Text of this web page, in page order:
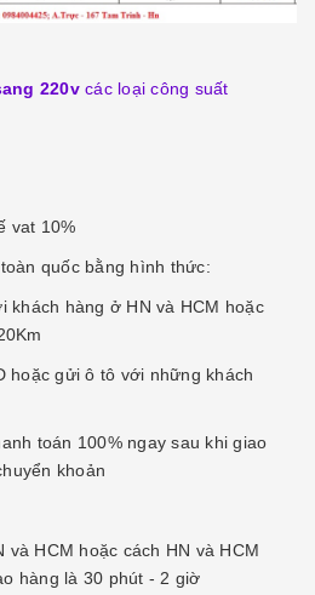
220vcác loại công suất
vat 10%
quốc bằng hình thức:
khách hàng ở HN và HCM hoặc
hoặc gửi ô tô với những khách
toán 100% ngay sau khi giao
khoản
HCM hoặc cách HN và HCM
hàng là 30 phút - 2 giờ